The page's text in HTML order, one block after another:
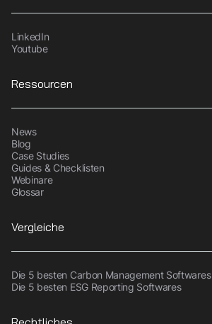
LinkedIn
Youtube
Ressourcen
News
Blog
Case Studies
Guides & Checklisten
Webinare
Glossar
Vergleiche
Die 5 besten Carbon Management Softwares
Die 5 besten ESG Reporting Softwares